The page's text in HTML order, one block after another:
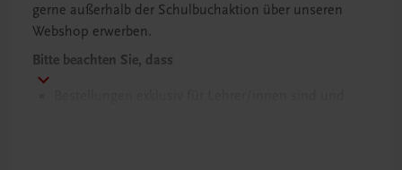
gerne außerhalb der Schulbuchaktion über unseren
Webshop erwerben.
Bitte beachten Sie, dass